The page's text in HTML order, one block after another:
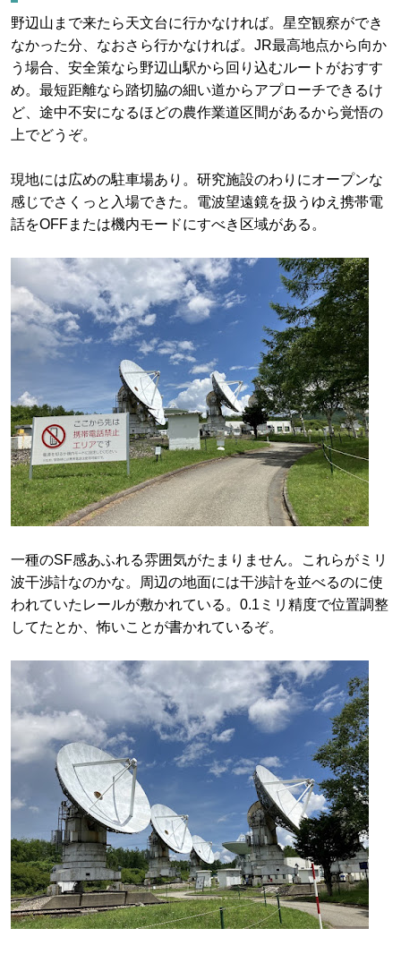
野辺山まで来たら天文台に行かなければ。星空観察ができ
なかった分、なおさら行かなければ。JR最高地点から向か
う場合、安全策なら野辺山駅から回り込むルートがおすす
め。最短距離なら踏切脇の細い道からアプローチできるけ
ど、途中不安になるほどの農作業道区間があるから覚悟の
上でどうぞ。
現地には広めの駐車場あり。研究施設のわりにオープンな
感じでさくっと入場できた。電波望遠鏡を扱うゆえ携帯電
話をOFFまたは機内モードにすべき区域がある。
一種のSF感あふれる雰囲気がたまりません。これらがミリ
波干渉計なのかな。周辺の地面には干渉計を並べるのに使
われていたレールが敷かれている。0.1ミリ精度で位置調整
してたとか、怖いことが書かれているぞ。